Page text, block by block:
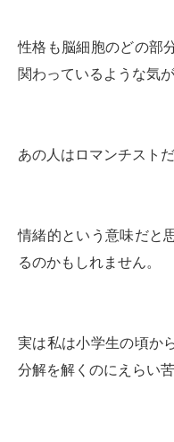
性格も脳細胞のどの部
関わっているような気
あの人はロマンチスト
情緒的という意味だと
るのかもしれません。
実は私は小学生の頃か
分解を解くのにえらい